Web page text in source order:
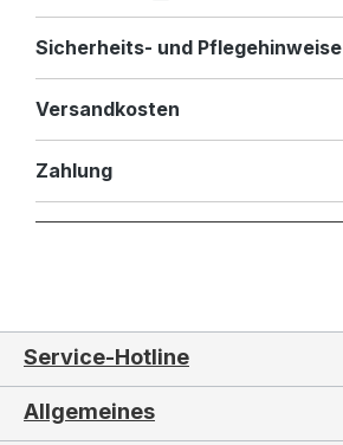
Sicherheits- und Pflegehinweise
Versandkosten
Zahlung
Service-Hotline
Allgemeines